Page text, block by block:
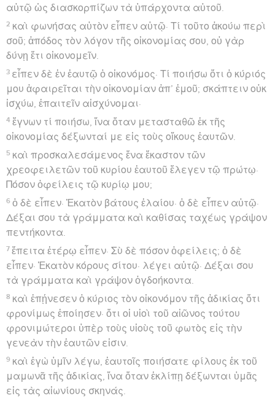
αὐτῷ ὡς διασκορπίζων τὰ ὑπάρχοντα αὐτοῦ.
2 καὶ φωνήσας αὐτὸν εἶπεν αὐτῷ· Τί τοῦτο ἀκούω περὶ
σοῦ; ἀπόδος τὸν λόγον τῆς οἰκονομίας σου, οὐ γὰρ
δύνῃ ἔτι οἰκονομεῖν.
3 εἶπεν δὲ ἐν ἑαυτῷ ὁ οἰκονόμος· Τί ποιήσω ὅτι ὁ κύριός
μου ἀφαιρεῖται τὴν οἰκονομίαν ἀπ’ ἐμοῦ; σκάπτειν οὐκ
ἰσχύω, ἐπαιτεῖν αἰσχύνομαι·
4 ἔγνων τί ποιήσω, ἵνα ὅταν μετασταθῶ ἐκ τῆς
οἰκονομίας δέξωνταί με εἰς τοὺς οἴκους ἑαυτῶν.
5 καὶ προσκαλεσάμενος ἕνα ἕκαστον τῶν
χρεοφειλετῶν τοῦ κυρίου ἑαυτοῦ ἔλεγεν τῷ πρώτῳ·
Πόσον ὀφείλεις τῷ κυρίῳ μου;
6 ὁ δὲ εἶπεν· Ἑκατὸν βάτους ἐλαίου· ὁ δὲ εἶπεν αὐτῷ·
Δέξαι σου τὰ γράμματα καὶ καθίσας ταχέως γράψον
πεντήκοντα.
7 ἔπειτα ἑτέρῳ εἶπεν· Σὺ δὲ πόσον ὀφείλεις; ὁ δὲ
εἶπεν· Ἑκατὸν κόρους σίτου· λέγει αὐτῷ· Δέξαι σου
τὰ γράμματα καὶ γράψον ὀγδοήκοντα.
8 καὶ ἐπῄνεσεν ὁ κύριος τὸν οἰκονόμον τῆς ἀδικίας ὅτι
φρονίμως ἐποίησεν· ὅτι οἱ υἱοὶ τοῦ αἰῶνος τούτου
φρονιμώτεροι ὑπὲρ τοὺς υἱοὺς τοῦ φωτὸς εἰς τὴν
γενεὰν τὴν ἑαυτῶν εἰσιν.
9 καὶ ἐγὼ ὑμῖν λέγω, ἑαυτοῖς ποιήσατε φίλους ἐκ τοῦ
μαμωνᾶ τῆς ἀδικίας, ἵνα ὅταν ἐκλίπῃ δέξωνται ὑμᾶς
εἰς τὰς αἰωνίους σκηνάς.